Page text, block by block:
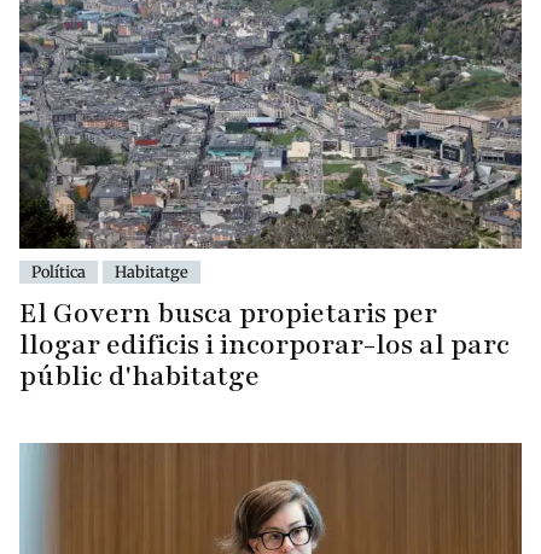
Política Habitatge
El Govern busca propietaris per
llogar edificis i incorporar-los al parc
públic d'habitatge